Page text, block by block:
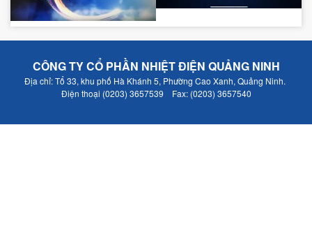
CÔNG TY CỔ PHẦN NHIỆT ĐIỆN QUẢNG NINH
Địa chỉ: Tổ 33, khu phố Hà Khánh 5, Phường Cao Xanh, Quảng Ninh.
Điện thoại (0203) 3657539 Fax: (0203) 3657540